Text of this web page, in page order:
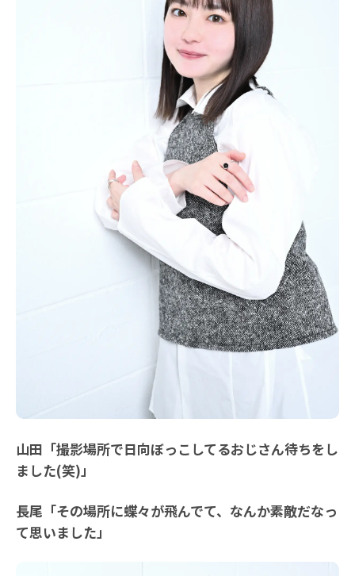
山田「撮影場所で日向ぼっこしてるおじさん待ちをし
ました(笑)」
長尾「その場所に蝶々が飛んでて、なんか素敵だなっ
て思いました」